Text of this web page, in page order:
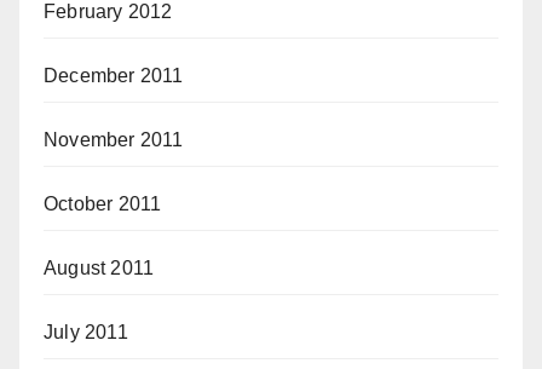
February 2012
December 2011
November 2011
October 2011
August 2011
July 2011